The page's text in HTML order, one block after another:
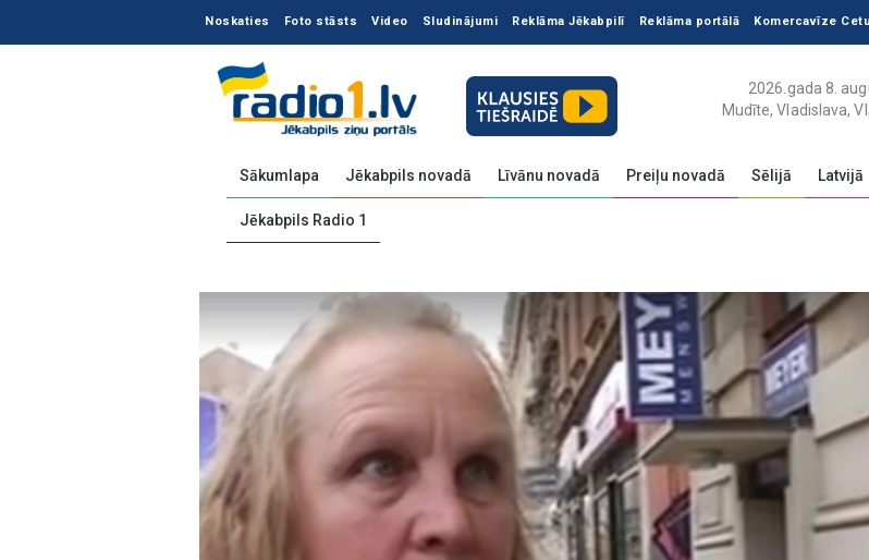
Noskaties Foto stāsts Video Sludinājumi Reklāma Jēkabpilī Reklāma portālā Komercavīze
2026.gada 8.
Mudīte, Vladislava,
Sākumlapa Jēkabpils novadā Līvānu novadā Preiļu novadā Sēlijā Latvijā
Jēkabpils Radio 1